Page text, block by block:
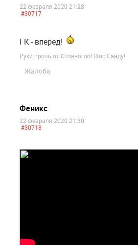
22 февраля 2020 21:28
#30717
ГК - вперед!
Руки прочь от Стояногло! Жос Санду!
Жалоба
Феникс
22 февраля 2020 21:30
#30718